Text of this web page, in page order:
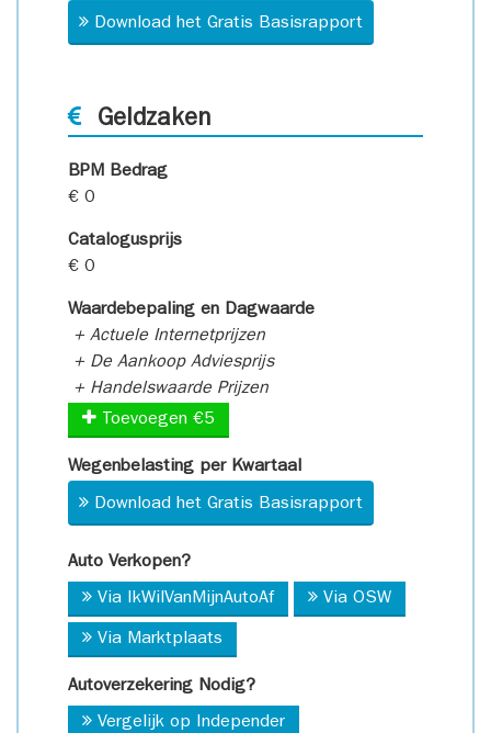
Download het Gratis Basisrapport
Geldzaken
BPM Bedrag
€ 0
Catalogusprijs
€ 0
Waardebepaling en Dagwaarde
+ Actuele Internetprijzen
+ De Aankoop Adviesprijs
+ Handelswaarde Prijzen
Toevoegen €5
Wegenbelasting per Kwartaal
Download het Gratis Basisrapport
Auto Verkopen?
Via IkWilVanMijnAutoAf Via OSW
Via Marktplaats
Autoverzekering Nodig?
Vergelijk op Independer